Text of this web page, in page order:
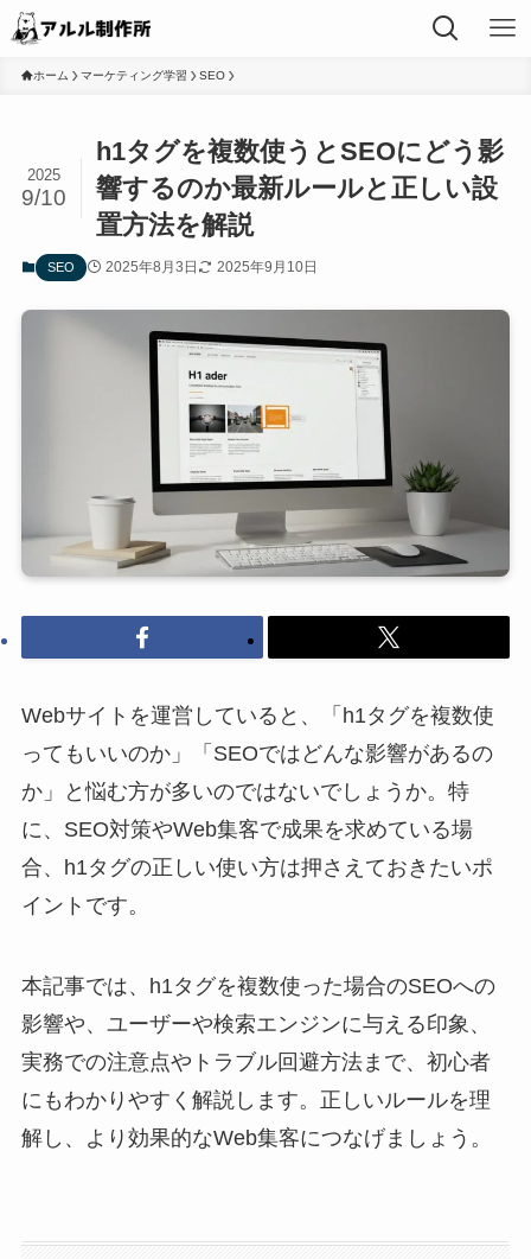
ホーム マーケティング学習 SEO
h1タグを複数使うとSEOにどう影
響するのか最新ルールと正しい設
置方法を解説
2025
9/10
SEO 2025年8月3日 2025年9月10日
Webサイトを運営していると、「h1タグを複数使
ってもいいのか」「SEOではどんな影響があるの
か」と悩む方が多いのではないでしょうか。特
に、SEO対策やWeb集客で成果を求めている場
合、h1タグの正しい使い方は押さえておきたいポ
イントです。
本記事では、h1タグを複数使った場合のSEOへの
影響や、ユーザーや検索エンジンに与える印象、
実務での注意点やトラブル回避方法まで、初心者
にもわかりやすく解説します。正しいルールを理
解し、より効果的なWeb集客につなげましょう。